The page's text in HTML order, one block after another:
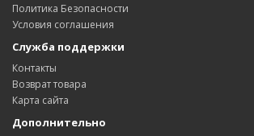
Политика Безопасности
Условия соглашения
Служба поддержки
Контакты
Возврат товара
Карта сайта
Дополнительно